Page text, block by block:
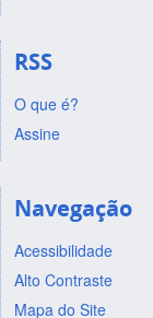
RSS
O que é?
Assine
Navegação
Acessibilidade
Alto Contraste
Mapa do Site